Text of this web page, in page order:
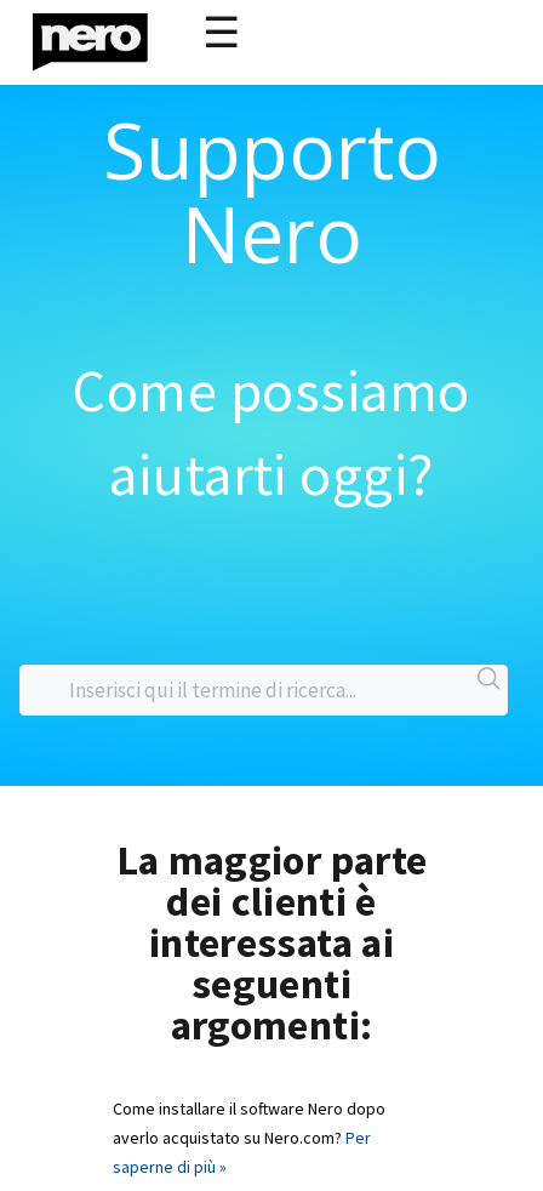
☰
Supporto
Nero
Come possiamo
aiutarti oggi?
La maggior parte
dei clienti è
interessata ai
seguenti
argomenti:
Come installare il software Nero dopo
averlo acquistato su Nero.com? Per
saperne di più »